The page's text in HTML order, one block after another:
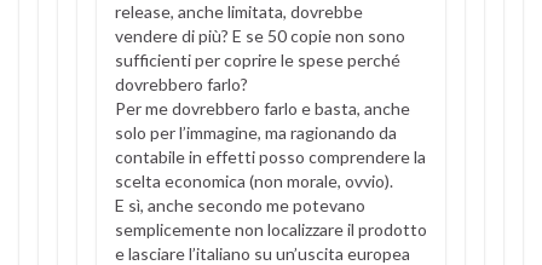
release, anche limitata, dovrebbe
vendere di più? E se 50 copie non sono
sufficienti per coprire le spese perché
dovrebbero farlo?
Per me dovrebbero farlo e basta, anche
solo per l’immagine, ma ragionando da
contabile in effetti posso comprendere la
scelta economica (non morale, ovvio).
E sì, anche secondo me potevano
semplicemente non localizzare il prodotto
e lasciare l’italiano su un’uscita europea